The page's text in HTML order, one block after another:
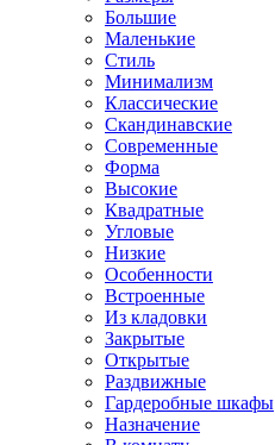
Большие
Маленькие
Стиль
Минимализм
Классические
Скандинавские
Современные
Форма
Высокие
Квадратные
Угловые
Низкие
Особенности
Встроенные
Из кладовки
Закрытые
Открытые
Раздвижные
Гардеробные шкафы
Назначение